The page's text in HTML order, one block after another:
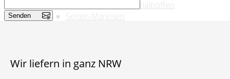
Gelenkarm-Markise halboffen
Seiten-Markisen
Markisen Wind Protect System
Freistehende Markisen
Senden
Wir liefern in ganz NRW